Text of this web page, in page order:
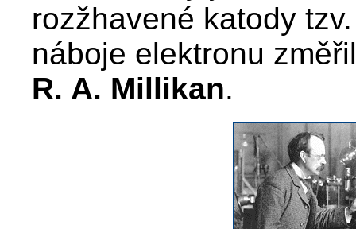
rozžhavené katody
náboje elektronu
R. A. Millikan.